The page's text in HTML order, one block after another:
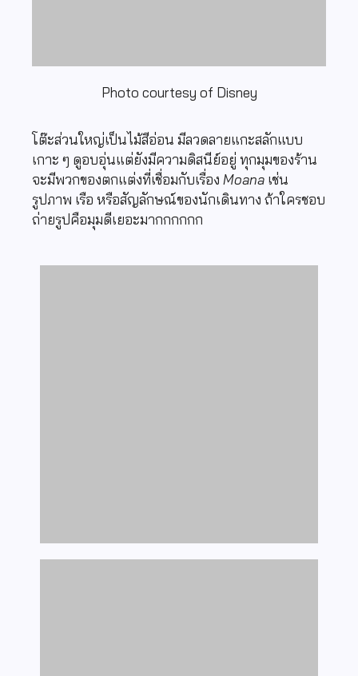
Photo courtesy of Disney
โต๊ะส่วนใหญ่เป็นไม้สีอ่อน มีลวดลายแกะสลักแบบ
เกาะ ๆ ดูอบอุ่นแต่ยังมีความดิสนีย์อยู่ ทุกมุมของร้าน
จะมีพวกของตกแต่งที่เชื่อมกับเรื่อง Moana เช่น
รูปภาพ เรือ หรือสัญลักษณ์ของนักเดินทาง ถ้าใครชอบ
ถ่ายรูปคือมุมดีเยอะมากกกกกก